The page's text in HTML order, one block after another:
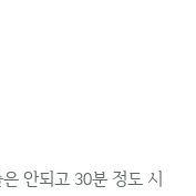
안되고 30분 정도 시